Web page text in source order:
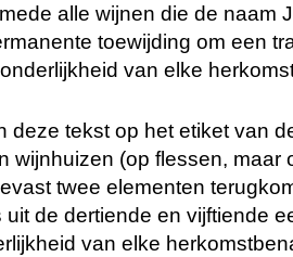
alle wijnen die de naam
toewijding om een
van elke
deze tekst op het etiket van
wijnhuizen (op flessen, maar
twee elementen
uit de dertiende en vijftiende
van elke